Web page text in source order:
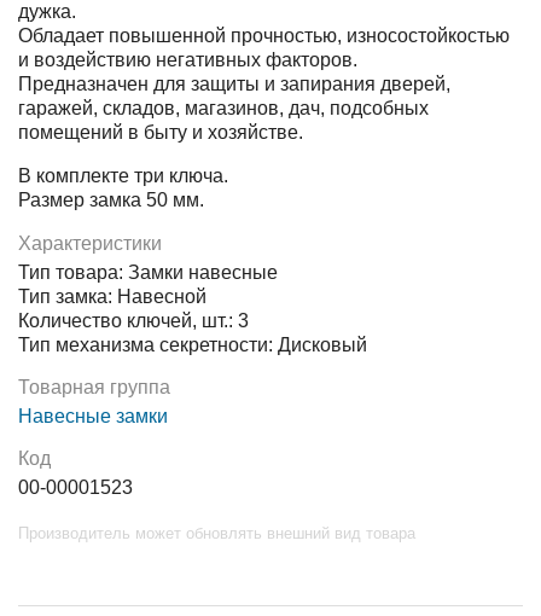
дужка.
Обладает повышенной прочностью, износостойкостью
и воздействию негативных факторов.
Предназначен для защиты и запирания дверей,
гаражей, складов, магазинов, дач, подсобных
помещений в быту и хозяйстве.
В комплекте три ключа.
Размер замка 50 мм.
Характеристики
Тип товара: Замки навесные
Тип замка: Навесной
Количество ключей, шт.: 3
Тип механизма секретности: Дисковый
Товарная группа
Навесные замки
Код
00-00001523
Производитель может обновлять внешний вид товара